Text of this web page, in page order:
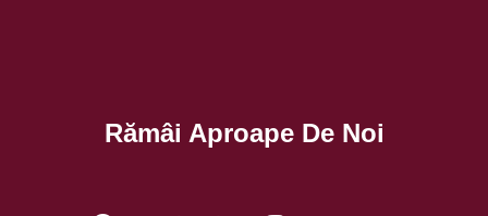
Rămâi Aproape De Noi